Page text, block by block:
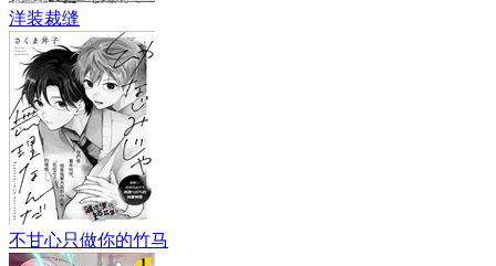
洋装裁缝
不甘心只做你的竹马